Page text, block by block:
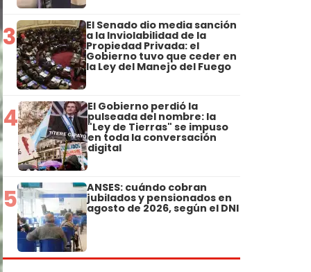
3 El Senado dio media sanción
a la Inviolabilidad de la
Propiedad Privada: el
Gobierno tuvo que ceder en
la Ley del Manejo del Fuego
4 El Gobierno perdió la
pulseada del nombre: la
"Ley de Tierras" se impuso
en toda la conversación
digital
5 ANSES: cuándo cobran
jubilados y pensionados en
agosto de 2026, según el DNI